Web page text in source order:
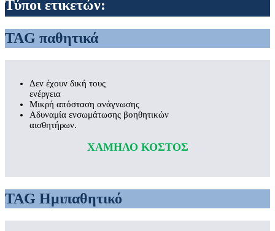
Τύποι ετικετών:
TAG παθητικά
Δεν έχουν δική τους
ενέργεια
Μικρή απόσταση ανάγνωσης
Αδυναμία ενσωμάτωσης βοηθητικών
αισθητήρων.
ΧΑΜΗΛΟ ΚΟΣΤΟΣ
TAG Ημιπαθητικό